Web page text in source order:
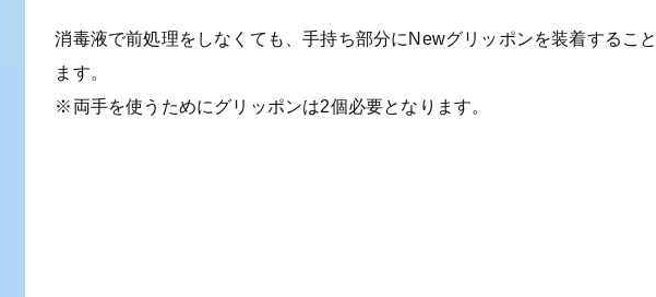
消毒液で前処理をしなくても、手持ち部分にNewグリッポンを装着するこ
ます。
※両手を使うためにグリッポンは2個必要となります。